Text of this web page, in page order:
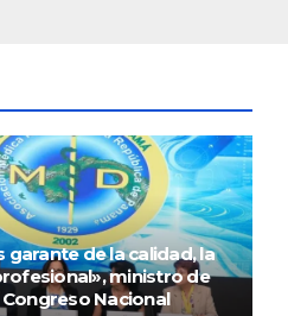
garante de la calidad, la
ministro de
Nacional